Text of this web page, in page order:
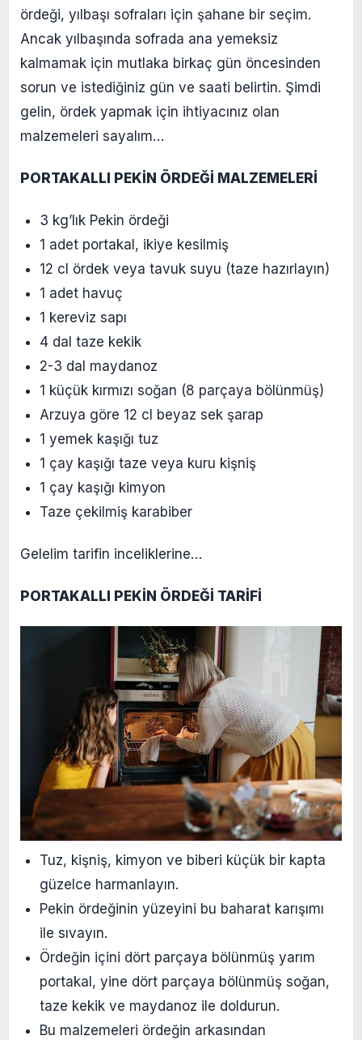
ördeği, yılbaşı sofraları için şahane bir seçim.
Ancak yılbaşında sofrada ana yemeksiz
kalmamak için mutlaka birkaç gün öncesinden
sorun ve istediğiniz gün ve saati belirtin. Şimdi
gelin, ördek yapmak için ihtiyacınız olan
malzemeleri sayalım…
PORTAKALLI PEKİN ÖRDEĞİ MALZEMELERİ
3 kg’lık Pekin ördeği
1 adet portakal, ikiye kesilmiş
12 cl ördek veya tavuk suyu (taze hazırlayın)
1 adet havuç
1 kereviz sapı
4 dal taze kekik
2-3 dal maydanoz
1 küçük kırmızı soğan (8 parçaya bölünmüş)
Arzuya göre 12 cl beyaz sek şarap
1 yemek kaşığı tuz
1 çay kaşığı taze veya kuru kişniş
1 çay kaşığı kimyon
Taze çekilmiş karabiber
Gelelim tarifin inceliklerine…
PORTAKALLI PEKİN ÖRDEĞİ TARİFİ
Tuz, kişniş, kimyon ve biberi küçük bir kapta
güzelce harmanlayın.
Pekin ördeğinin yüzeyini bu baharat karışımı
ile sıvayın.
Ördeğin içini dört parçaya bölünmüş yarım
portakal, yine dört parçaya bölünmüş soğan,
taze kekik ve maydanoz ile doldurun.
Bu malzemeleri ördeğin arkasından